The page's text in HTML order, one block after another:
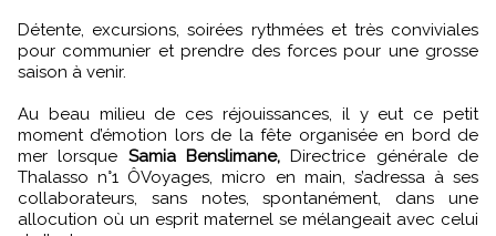
Détente, excursions, soirées rythmées et très conviviales
pour communier et prendre des forces pour une grosse
saison à venir.
Au beau milieu de ces réjouissances, il y eut ce petit
moment d’émotion lors de la fête organisée en bord de
mer lorsque Samia Benslimane, Directrice générale de
Thalasso n°1 ÔVoyages, micro en main, s’adressa à ses
collaborateurs, sans notes, spontanément, dans une
allocution où un esprit maternel se mélangeait avec celui